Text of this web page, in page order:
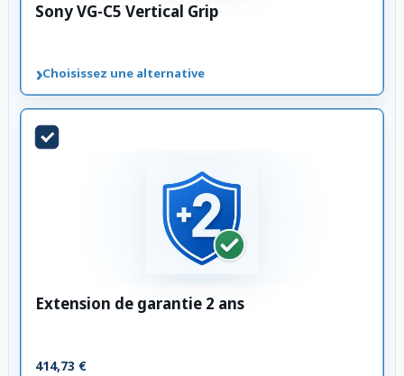
Sony VG-C5 Vertical Grip
›Choisissez une alternative
Extension de garantie 2 ans
414,73 €